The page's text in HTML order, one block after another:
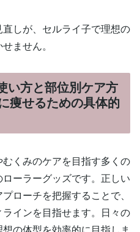
しが、セルライ子で理想の
ません。
い方と部位別ケア方
痩せるための具体的
くみのケアを目指す多くの
ーラーグッズです。正しい
ローチを把握することで、
インを目指せます。日々の
の体型を効率的に目指しま